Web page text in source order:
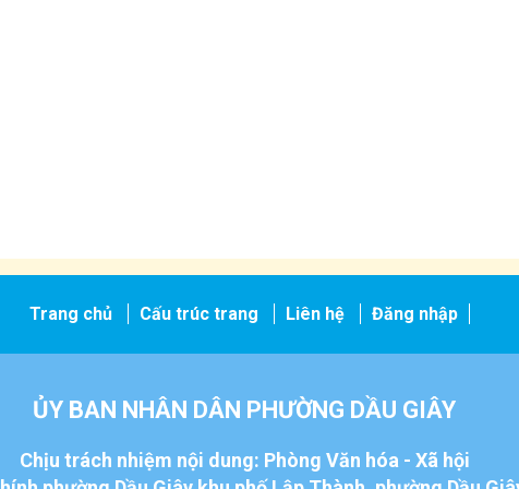
Trang chủ Cấu trúc trang Liên hệ Đăng nhập
ỦY BAN NHÂN DÂN PHƯỜNG DẦU GIÂY
Chịu trách nhiệm nội dung: Phòng Văn hóa - Xã hội